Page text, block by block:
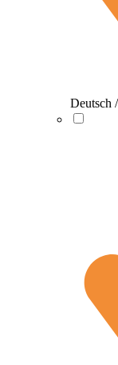
Deutsch